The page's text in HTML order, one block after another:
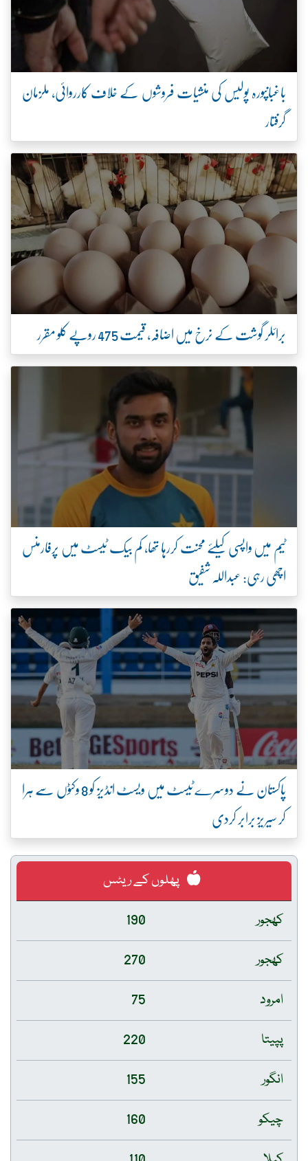
باغبانپورہ پولیس کی منشیات فروشوں کے خلاف کارروائی، ملزمان
گرفتار
برائلر گوشت کے نرخ میں اضافہ، قیمت 475 روپے کلو مقرر
ٹیم میں واپسی کیلئے محنت کررہا تھا، کم بیک ٹیسٹ میں پرفارمنس
اچھی رہی: عبداللہ شفیق
پاکستان نے دوسرے ٹیسٹ میں ویسٹ انڈیز کو 8 وکٹوں سے ہرا
کر سیریز برابر کردی
پھلوں کے ریٹس
کھجور
190
کھجور
270
امرود
75
پپیتا
220
انگور
155
چیکو
160